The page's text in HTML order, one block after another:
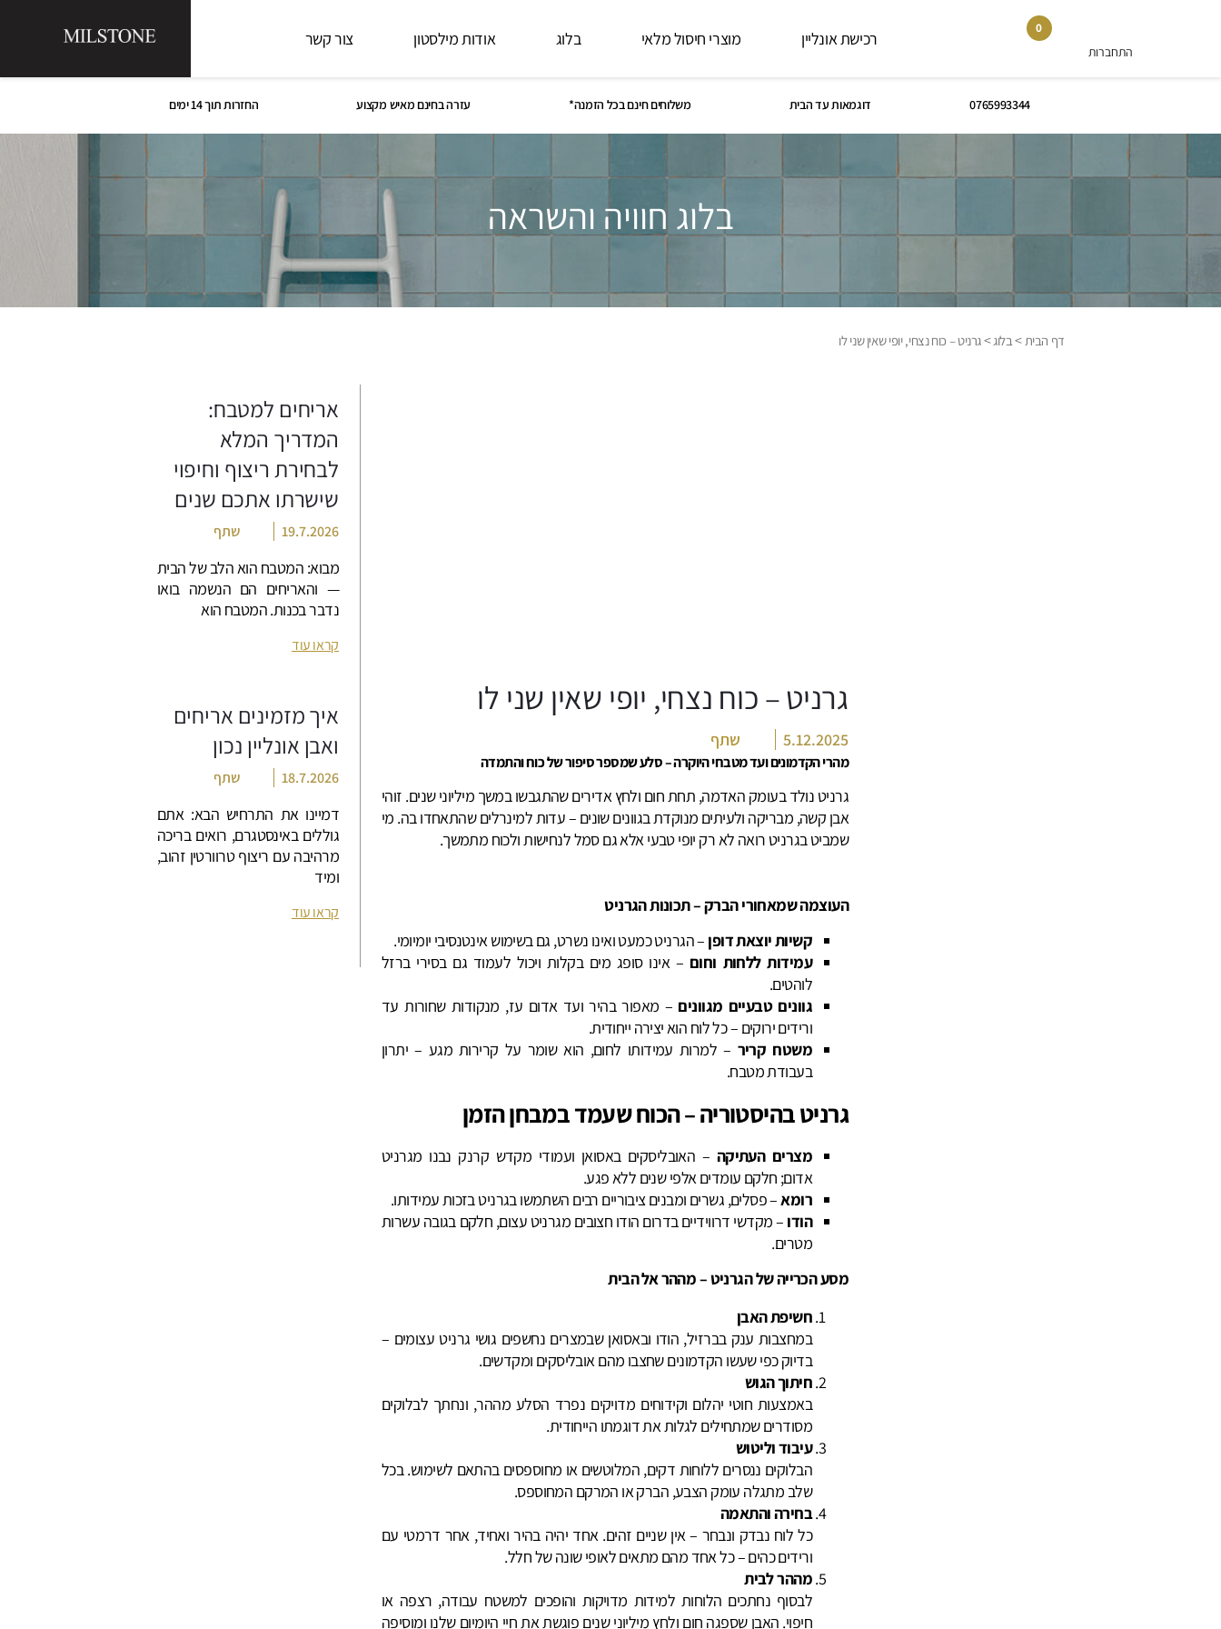
התחברות
0
רכישת אונליין מוצרי חיסול מלאי בלוג אודות מילסטון צור קשר
0765993344 דוגמאות עד הבית משלוחים חינם בכל הזמנה* עזרה בחינם מאיש מקצוע החזרות תוך 14 ימים
בלוג חוויה והשראה
דף הבית>בלוג>גרניט – כוח נצחי, יופי שאין שני לו
גרניט – כוח נצחי, יופי שאין שני לו
5.12.2025 שתף
מהרי הקדמונים ועד מטבחי היוקרה – סלע שמספר סיפור של כוח והתמדה
גרניט נולד בעומק האדמה, תחת חום ולחץ אדירים שהתגבשו במשך מיליוני שנים. זוהי
אבן קשה, מבריקה ולעיתים מנוקדת בגוונים שונים – עדות למינרלים שהתאחדו בה. מי
שמביט בגרניט רואה לא רק יופי טבעי אלא גם סמל לנחישות ולכוח מתמשך.
העוצמה שמאחורי הברק – תכונות הגרניט
קשיות יוצאת דופן – הגרניט כמעט ואינו נשרט, גם בשימוש אינטנסיבי יומיומי.
עמידות ללחות וחום – אינו סופג מים בקלות ויכול לעמוד גם בסירי ברזל
לוהטים.
גוונים טבעיים מגוונים – מאפור בהיר ועד אדום עז, מנקודות שחורות עד
ורידים ירוקים – כל לוח הוא יצירה ייחודית.
משטח קריר – למרות עמידותו לחום, הוא שומר על קרירות מגע – יתרון
בעבודת מטבח.
גרניט בהיסטוריה – הכוח שעמד במבחן הזמן
מצרים העתיקה – האובליסקים באסואן ועמודי מקדש קרנק נבנו מגרניט
אדום; חלקם עומדים אלפי שנים ללא פגע.
רומא– פסלים, גשרים ומבנים ציבוריים רבים השתמשו בגרניט בזכות עמידותו.
הודו – מקדשי דרווידיים בדרום הודו חצובים מגרניט עצום, חלקם בגובה עשרות
מטרים.
מסע הכרייה של הגרניט – מההר אל הבית
חשיפת האבן
במחצבות ענק בברזיל, הודו ובאסואן שבמצרים נחשפים גושי גרניט עצומים –
בדיוק כפי שעשו הקדמונים שחצבו מהם אובליסקים ומקדשים.
חיתוך הגוש
באמצעות חוטי יהלום וקידוחים מדויקים נפרד הסלע מההר, ונחתך לבלוקים
מסודרים שמתחילים לגלות את דוגמתו הייחודית.
עיבוד וליטוש
הבלוקים ננסרים ללוחות דקים, המלוטשים או מחוספסים בהתאם לשימוש. בכל
שלב מתגלה עומק הצבע, הברק או המרקם המחוספס.
בחירה והתאמה
כל לוח נבדק ונבחר – אין שניים זהים. אחד יהיה בהיר ואחיד, אחר דרמטי עם
ורידים כהים – כל אחד מהם מתאים לאופי שונה של חלל.
מההר לבית
לבסוף נחתכים הלוחות למידות מדויקות והופכים למשטח עבודה, רצפה או
חיפוי. האבן שספגה חום ולחץ מיליוני שנים פוגשת את חיי היומיום שלנו ומוסיפה
אריחים למטבח:
המדריך המלא
לבחירת ריצוף וחיפוי
שישרתו אתכם שנים
19.7.2026 שתף
מבוא: המטבח הוא הלב של הבית
— והאריחים הם הנשמה בואו
נדבר בכנות. המטבח הוא
קראו עוד
איך מזמינים אריחים
ואבן אונליין נכון
18.7.2026 שתף
דמיינו את התרחיש הבא: אתם
גוללים באינסטגרם, רואים בריכה
מרהיבה עם ריצוף טרוורטין זהוב,
ומיד
קראו עוד